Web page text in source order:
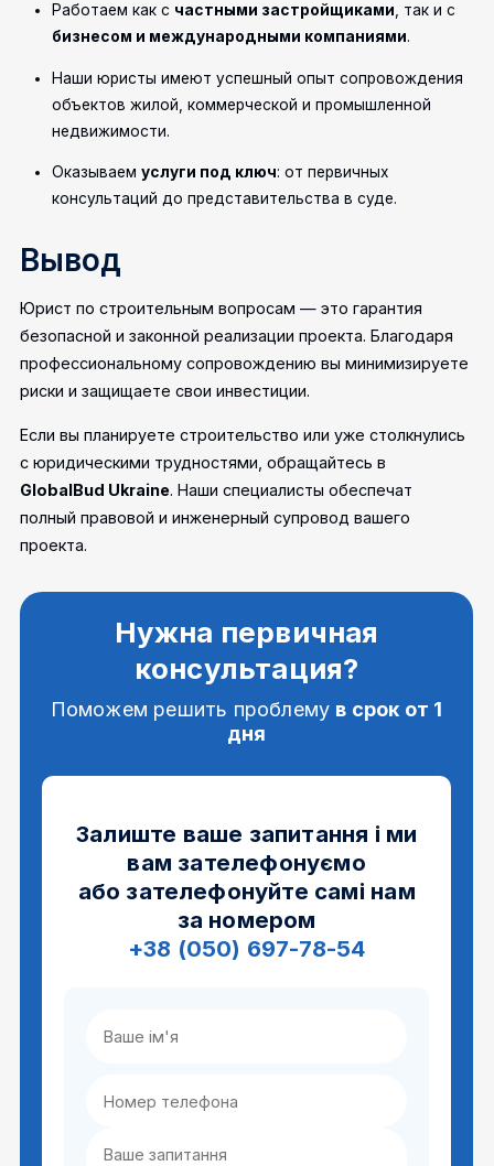
Работаем как с частными застройщиками , так и с
бизнесом и международными компаниями.
Наши юристы имеют успешный опыт сопровождения
объектов жилой, коммерческой и промышленной
недвижимости.
Оказываемуслуги под ключ: от первичных
консультаций до представительства в суде.
Вывод
Юрист по строительным вопросам — это гарантия
безопасной и законной реализации проекта. Благодаря
профессиональному сопровождению вы минимизируете
риски и защищаете свои инвестиции.
Если вы планируете строительство или уже столкнулись
с юридическими трудностями, обращайтесь в
GlobalBud Ukraine. Наши специалисты обеспечат
полный правовой и инженерный супровод вашего
проекта.
Нужна первичная
консультация?
Поможем решить проблему в срок от 1
дня
Залиште ваше запитання і ми
вам зателефонуємо
або зателефонуйте самі нам
за номером
+38 (050) 697-78-54